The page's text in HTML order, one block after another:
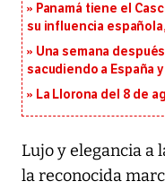
Panamá tiene el
su influencia
Una semana
sacudiendo a España
La Llorona del 8 de
Lujo y elegancia a
la reconocida